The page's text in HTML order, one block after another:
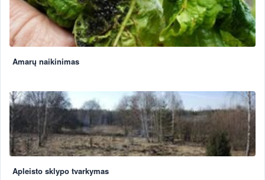
Amarų naikinimas
Apleisto sklypo tvarkymas